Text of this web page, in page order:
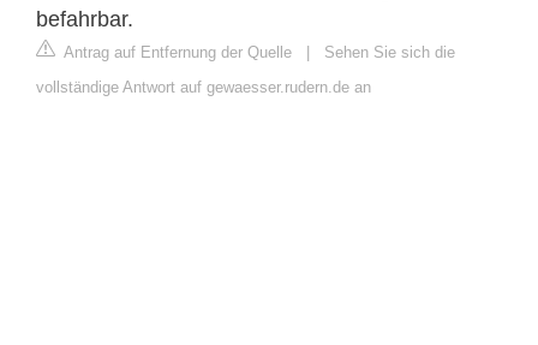
befahrbar.
Antrag auf Entfernung der Quelle | Sehen Sie sich die
vollständige Antwort auf gewaesser.rudern.de an